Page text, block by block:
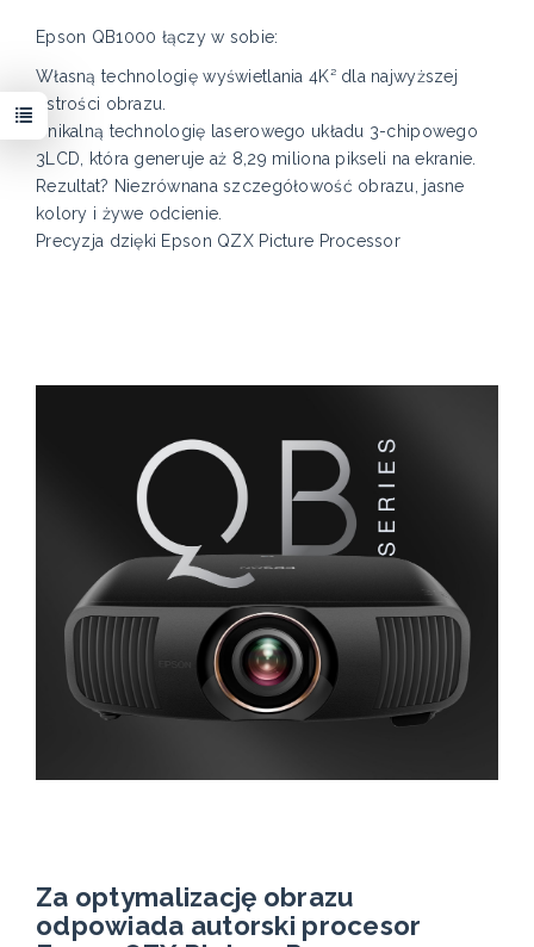
Epson QB1000 łączy w sobie:
Własną technologię wyświetlania 4K² dla najwyższej
ostrości obrazu.
Unikalną technologię laserowego układu 3-chipowego
3LCD, która generuje aż 8,29 miliona pikseli na ekranie.
Rezultat? Niezrównana szczegółowość obrazu, jasne
kolory i żywe odcienie.
Precyzja dzięki Epson QZX Picture Processor
Za optymalizację obrazu
odpowiada autorski procesor